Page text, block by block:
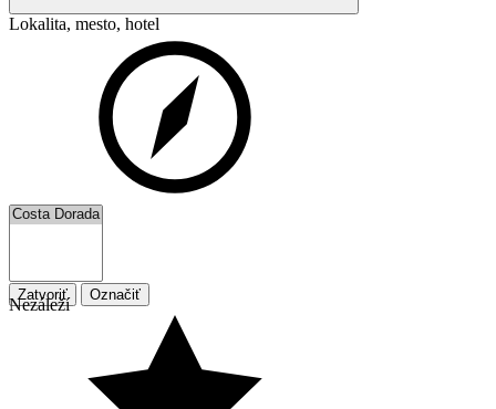
Lokalita, mesto, hotel
Zatvoriť Označiť
Nezáleží